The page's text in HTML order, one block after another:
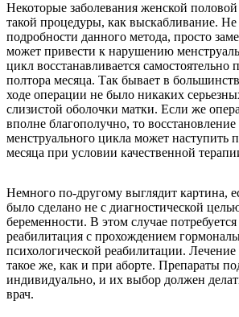
Некоторые заболевания женской
такой процедуры, как выскабливание. Не
подробности данного метода, просто
может привести к нарушению
цикл восстанавливается самостоятельно
полтора месяца. Так бывает в
ходе операции не было никаких
слизистой оболочки матки. Если же
вполне благополучно, то
менструального цикла может наступить
месяца при условии качественной
Немного по-другому выглядит картина,
было сделано не с диагностической
беременности. В этом случае
реабилитация с прохождением
психологической реабилитации.
такое же, как и при аборте. Препараты
индивидуально, и их выбор должен
врач.